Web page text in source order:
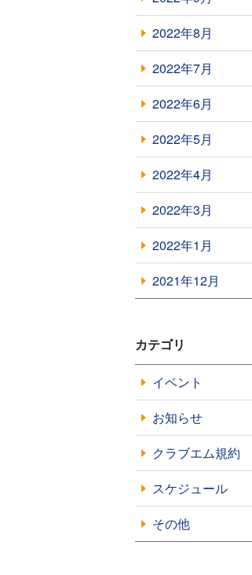
2022年8月
2022年7月
2022年6月
2022年5月
2022年4月
2022年3月
2022年1月
2021年12月
カテゴリ
イベント
お知らせ
クラブエム規約
スケジュール
その他